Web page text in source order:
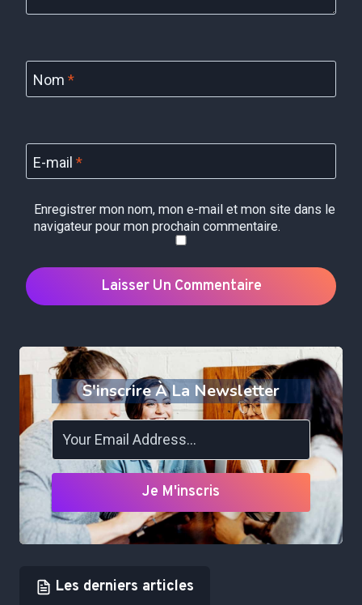
Nom *
E-mail *
Enregistrer mon nom, mon e-mail et mon site dans le
navigateur pour mon prochain commentaire.
S'inscrire À La Newsletter
Je M'inscris
Les derniers articles